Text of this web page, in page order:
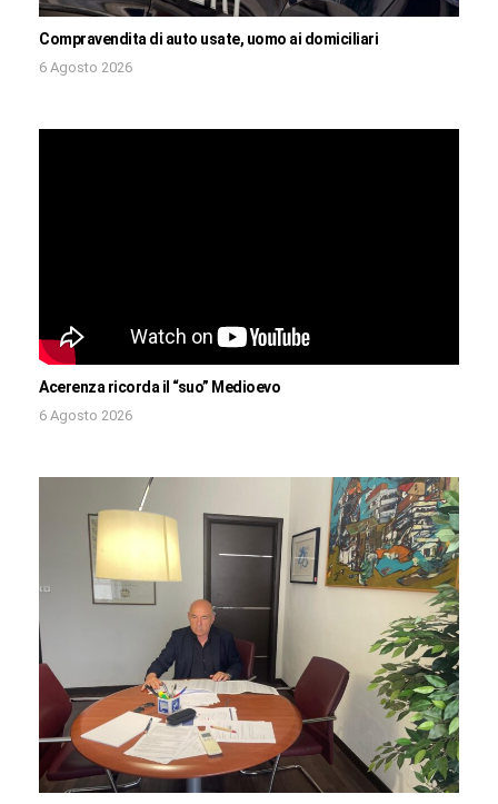
Compravendita di auto usate, uomo ai domiciliari
6 Agosto 2026
Acerenza ricorda il “suo” Medioevo
6 Agosto 2026